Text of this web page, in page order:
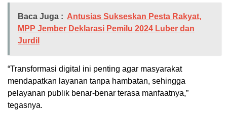
Baca Juga : Antusias Sukseskan Pesta Rakyat,
MPP Jember Deklarasi Pemilu 2024 Luber dan
Jurdil
“Transformasi digital ini penting agar masyarakat
mendapatkan layanan tanpa hambatan, sehingga
pelayanan publik benar-benar terasa manfaatnya,”
tegasnya.